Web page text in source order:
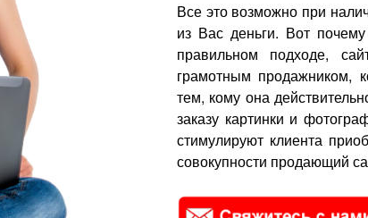
Все это возможно при
из Вас деньги. Вот
правильном подходе,
грамотным продажником,
тем, кому она
заказу картинки и
стимулируют клиента
совокупности продающий